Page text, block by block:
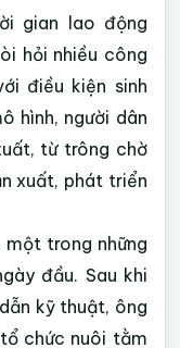
gian lao động
hỏi nhiều công
điều kiện sinh
hình, người dân
từ trông chờ
xuất, phát triển
một trong những
đầu. Sau khi
kỹ thuật, ông
chức nuôi tằm